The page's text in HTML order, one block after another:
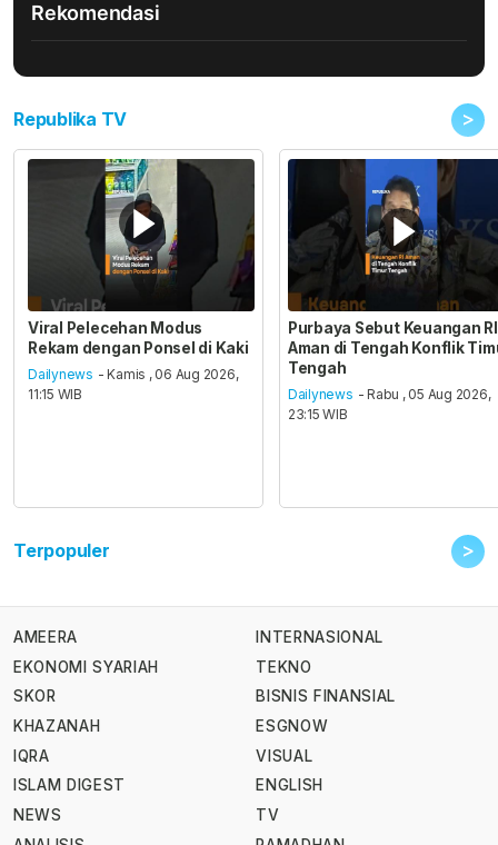
Rekomendasi
Republika TV >
Viral Pelecehan Modus
Rekam dengan Ponsel di Kaki
Dailynews - Kamis , 06 Aug 2026,
11:15 WIB
Purbaya Sebut Keuangan RI
Aman di Tengah Konflik
Tengah
Dailynews - Rabu , 05 Aug 2026,
23:15 WIB
Terpopuler >
AMEERA
EKONOMI SYARIAH
SKOR
KHAZANAH
IQRA
ISLAM DIGEST
NEWS
INTERNASIONAL
TEKNO
BISNIS FINANSIAL
ESGNOW
VISUAL
ENGLISH
TV